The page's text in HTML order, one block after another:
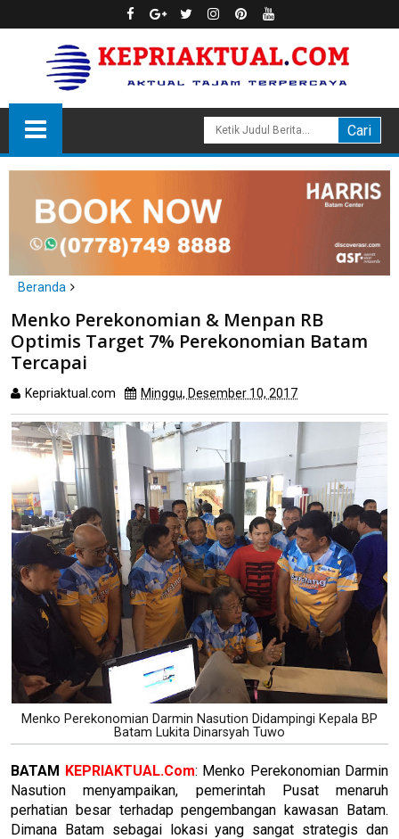
Beranda
Batam
Menko Perekonomian & Menpan RB Optimis Target 7%
Perekonomian Batam Tercapai
Menko Perekonomian & Menpan RB
Optimis Target 7% Perekonomian Batam
Tercapai
Kepriaktual.com Minggu, Desember 10, 2017
Menko Perekonomian Darmin Nasution Didampingi Kepala BP
Batam Lukita Dinarsyah Tuwo
BATAM KEPRIAKTUAL.Com: Menko Perekonomian Darmin
Nasution menyampaikan, pemerintah Pusat menaruh
perhatian besar terhadap pengembangan kawasan Batam.
Dimana Batam sebagai lokasi yang sangat strategis dan